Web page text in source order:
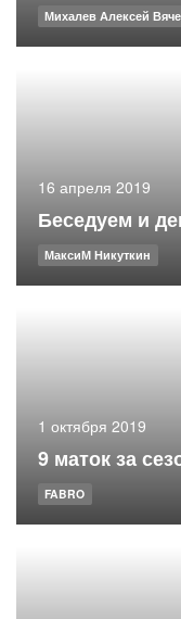
Михалев Алексей
16 апреля 2019
Беседуем и
МаксиМ Никуткин
1 октября 2019
9 маток за
FABRO